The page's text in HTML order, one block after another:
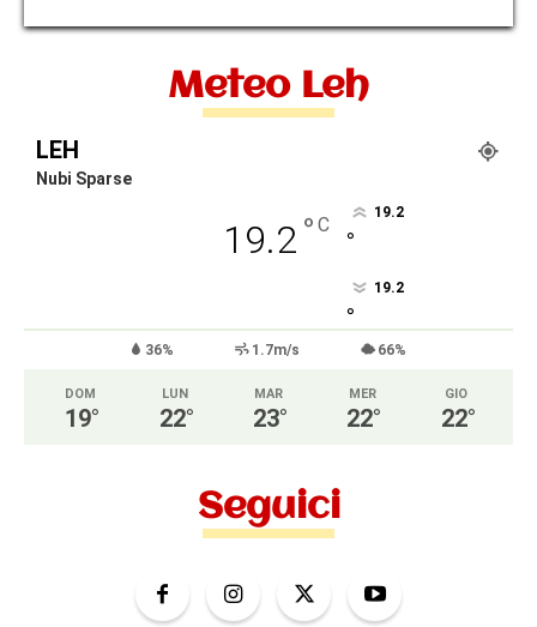
Meteo Leh
LEH
Nubi Sparse
19.2 ° C
19.2
°
19.2
°
36% 1.7m/s 66%
DOM
19°
LUN
22°
MAR
23°
MER
22°
GIO
22°
Seguici